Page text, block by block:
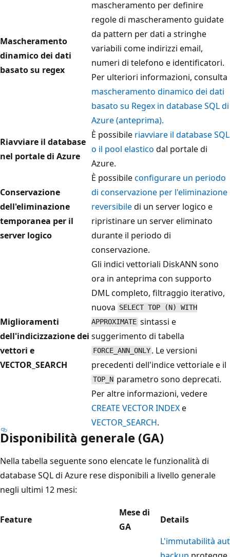
Mascheramento
dinamico dei dati
basato su regex
mascheramento per definire
regole di mascheramento guidate
da pattern per dati a stringhe
variabili come indirizzi email,
numeri di telefono e identificatori.
Per ulteriori informazioni, consulta
mascheramento dinamico dei dati
basato su Regex in database SQL di
Azure (anteprima).
Riavviare il database
nel portale di Azure
È possibile riavviare il database SQL
o il pool elastico dal portale di
Azure.
Conservazione
dell'eliminazione
temporanea per il
server logico
È possibileconfigurare un periodo
di conservazione per l'eliminazione
reversibiledi un server logico e
ripristinare un server eliminato
durante il periodo di
conservazione.
Miglioramenti
dell'indicizzazione dei
vettori e
VECTOR_SEARCH
Gli indici vettoriali DiskANN sono
ora in anteprima con supporto
DML completo, filtraggio iterativo,
nuova SELECT TOP (N) WITH
APPROXIMATE sintassi e
suggerimento di tabella
FORCE_ANN_ONLY . Le versioni
precedenti dell'indice vettoriale e il
TOP_N parametro sono deprecati.
Per altre informazioni, vedere
CREATE VECTOR INDEXe
VECTOR_SEARCH.
Disponibilità generale (GA)
Nella tabella seguente sono elencate le funzionalità di
database SQL di Azure rese disponibili a livello generale
negli ultimi 12 mesi:
Feature
Mese di
GA
Details
L'immutabilità